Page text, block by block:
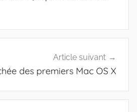
Article suivant
des premiers Mac OS X